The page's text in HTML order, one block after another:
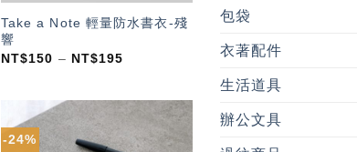
Take a Note 輕量防水書衣-殘
響
NT$150 – NT$195
-24%
包袋
衣著配件
生活道具
辦公文具